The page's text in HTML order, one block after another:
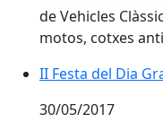
de Vehicles
motos, cotxes
II Festa del Dia
30/05/2017